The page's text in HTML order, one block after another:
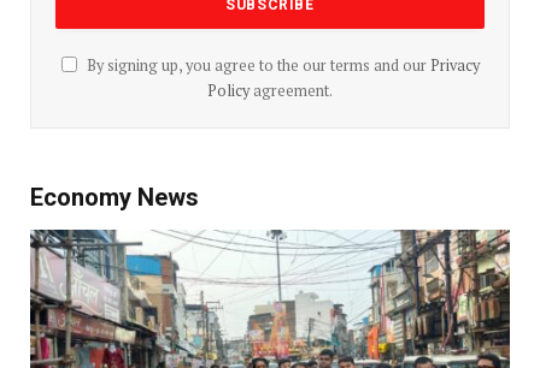
By signing up, you agree to the our terms and our Privacy
Policyagreement.
Economy News